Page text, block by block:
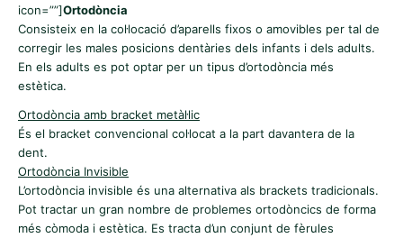
icon=””]Ortodòncia
Consisteix en la col·locació d’aparells fixos o amovibles per tal de
corregir les males posicions dentàries dels infants i dels adults.
En els adults es pot optar per un tipus d’ortodòncia més
estètica.
Ortodòncia amb bracket metàl·lic
És el bracket convencional col·locat a la part davantera de la
dent.
Ortodòncia Invisible
L’ortodòncia invisible és una alternativa als brackets tradicionals.
Pot tractar un gran nombre de problemes ortodòncics de forma
més còmoda i estètica. Es tracta d’un conjunt de fèrules